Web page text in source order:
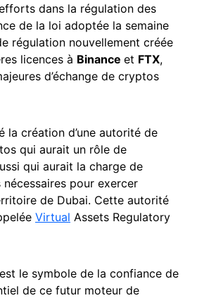
dans la régulation des
de la loi adoptée la semaine
régulation nouvellement créée
licences à Binance et FTX,
d’échange de cryptos
la création d’une autorité de
qui aurait un rôle de
qui aurait la charge de
pour exercer
de Dubai. Cette autorité
Virtual Assets Regulatory
est le symbole de la confiance de
de ce futur moteur de